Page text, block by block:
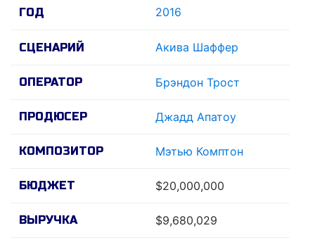
ГОД 2016
СЦЕНАРИЙ Акива Шаффер
ОПЕРАТОР Брэндон Трост
ПРОДЮСЕР Джадд Апатоу
КОМПОЗИТОР Мэтью Комптон
БЮДЖЕТ $20,000,000
ВЫРУЧКА $9,680,029